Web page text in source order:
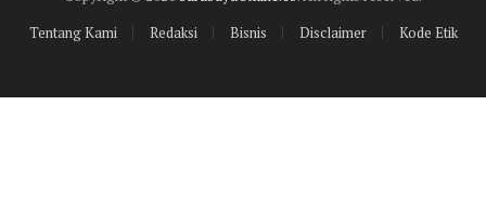
Tentang Kami
Redaksi Bisnis Disclaimer Kode Etik